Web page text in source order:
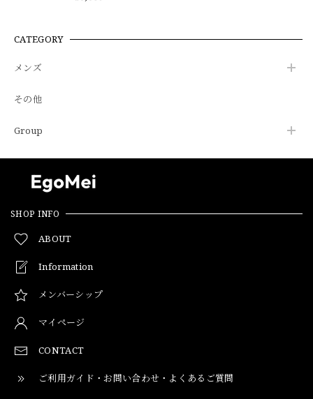
CATEGORY
メンズ
その他
Group
SHOP INFO
ABOUT
Information
メンバーシップ
マイページ
CONTACT
ご利用ガイド・お問い合わせ・よくあるご質問